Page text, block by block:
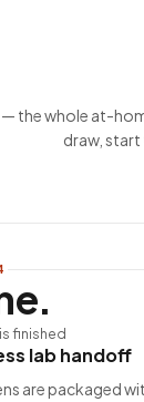
the whole at-
draw, start
finished
lab handoff
are packaged